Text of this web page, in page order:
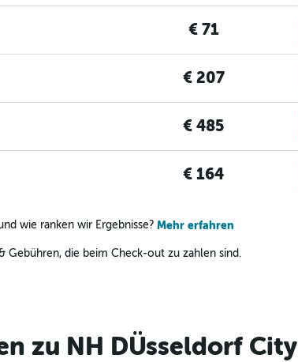
€ 71
€ 207
€ 485
€ 164
wie ranken wir Ergebnisse? Mehr erfahren
Gebühren, die beim Check-out zu zahlen sind.
zu NH DÜsseldorf City